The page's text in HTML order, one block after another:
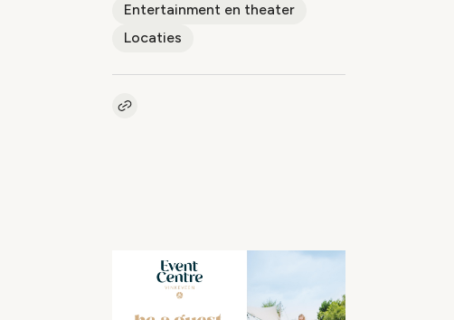
Entertainment en theater
Locaties
Kopieer link naar artikel